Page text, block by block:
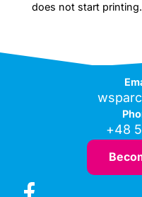
does not start printing.
+48